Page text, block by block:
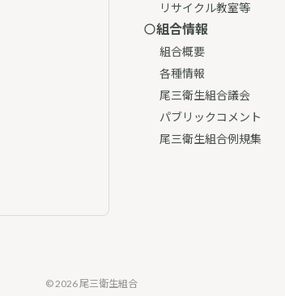
リサイクル教室等
組合情報
組合概要
各種情報
尾三衛生組合議会
パブリックコメント
尾三衛生組合例規集
© 2026 尾三衛生組合